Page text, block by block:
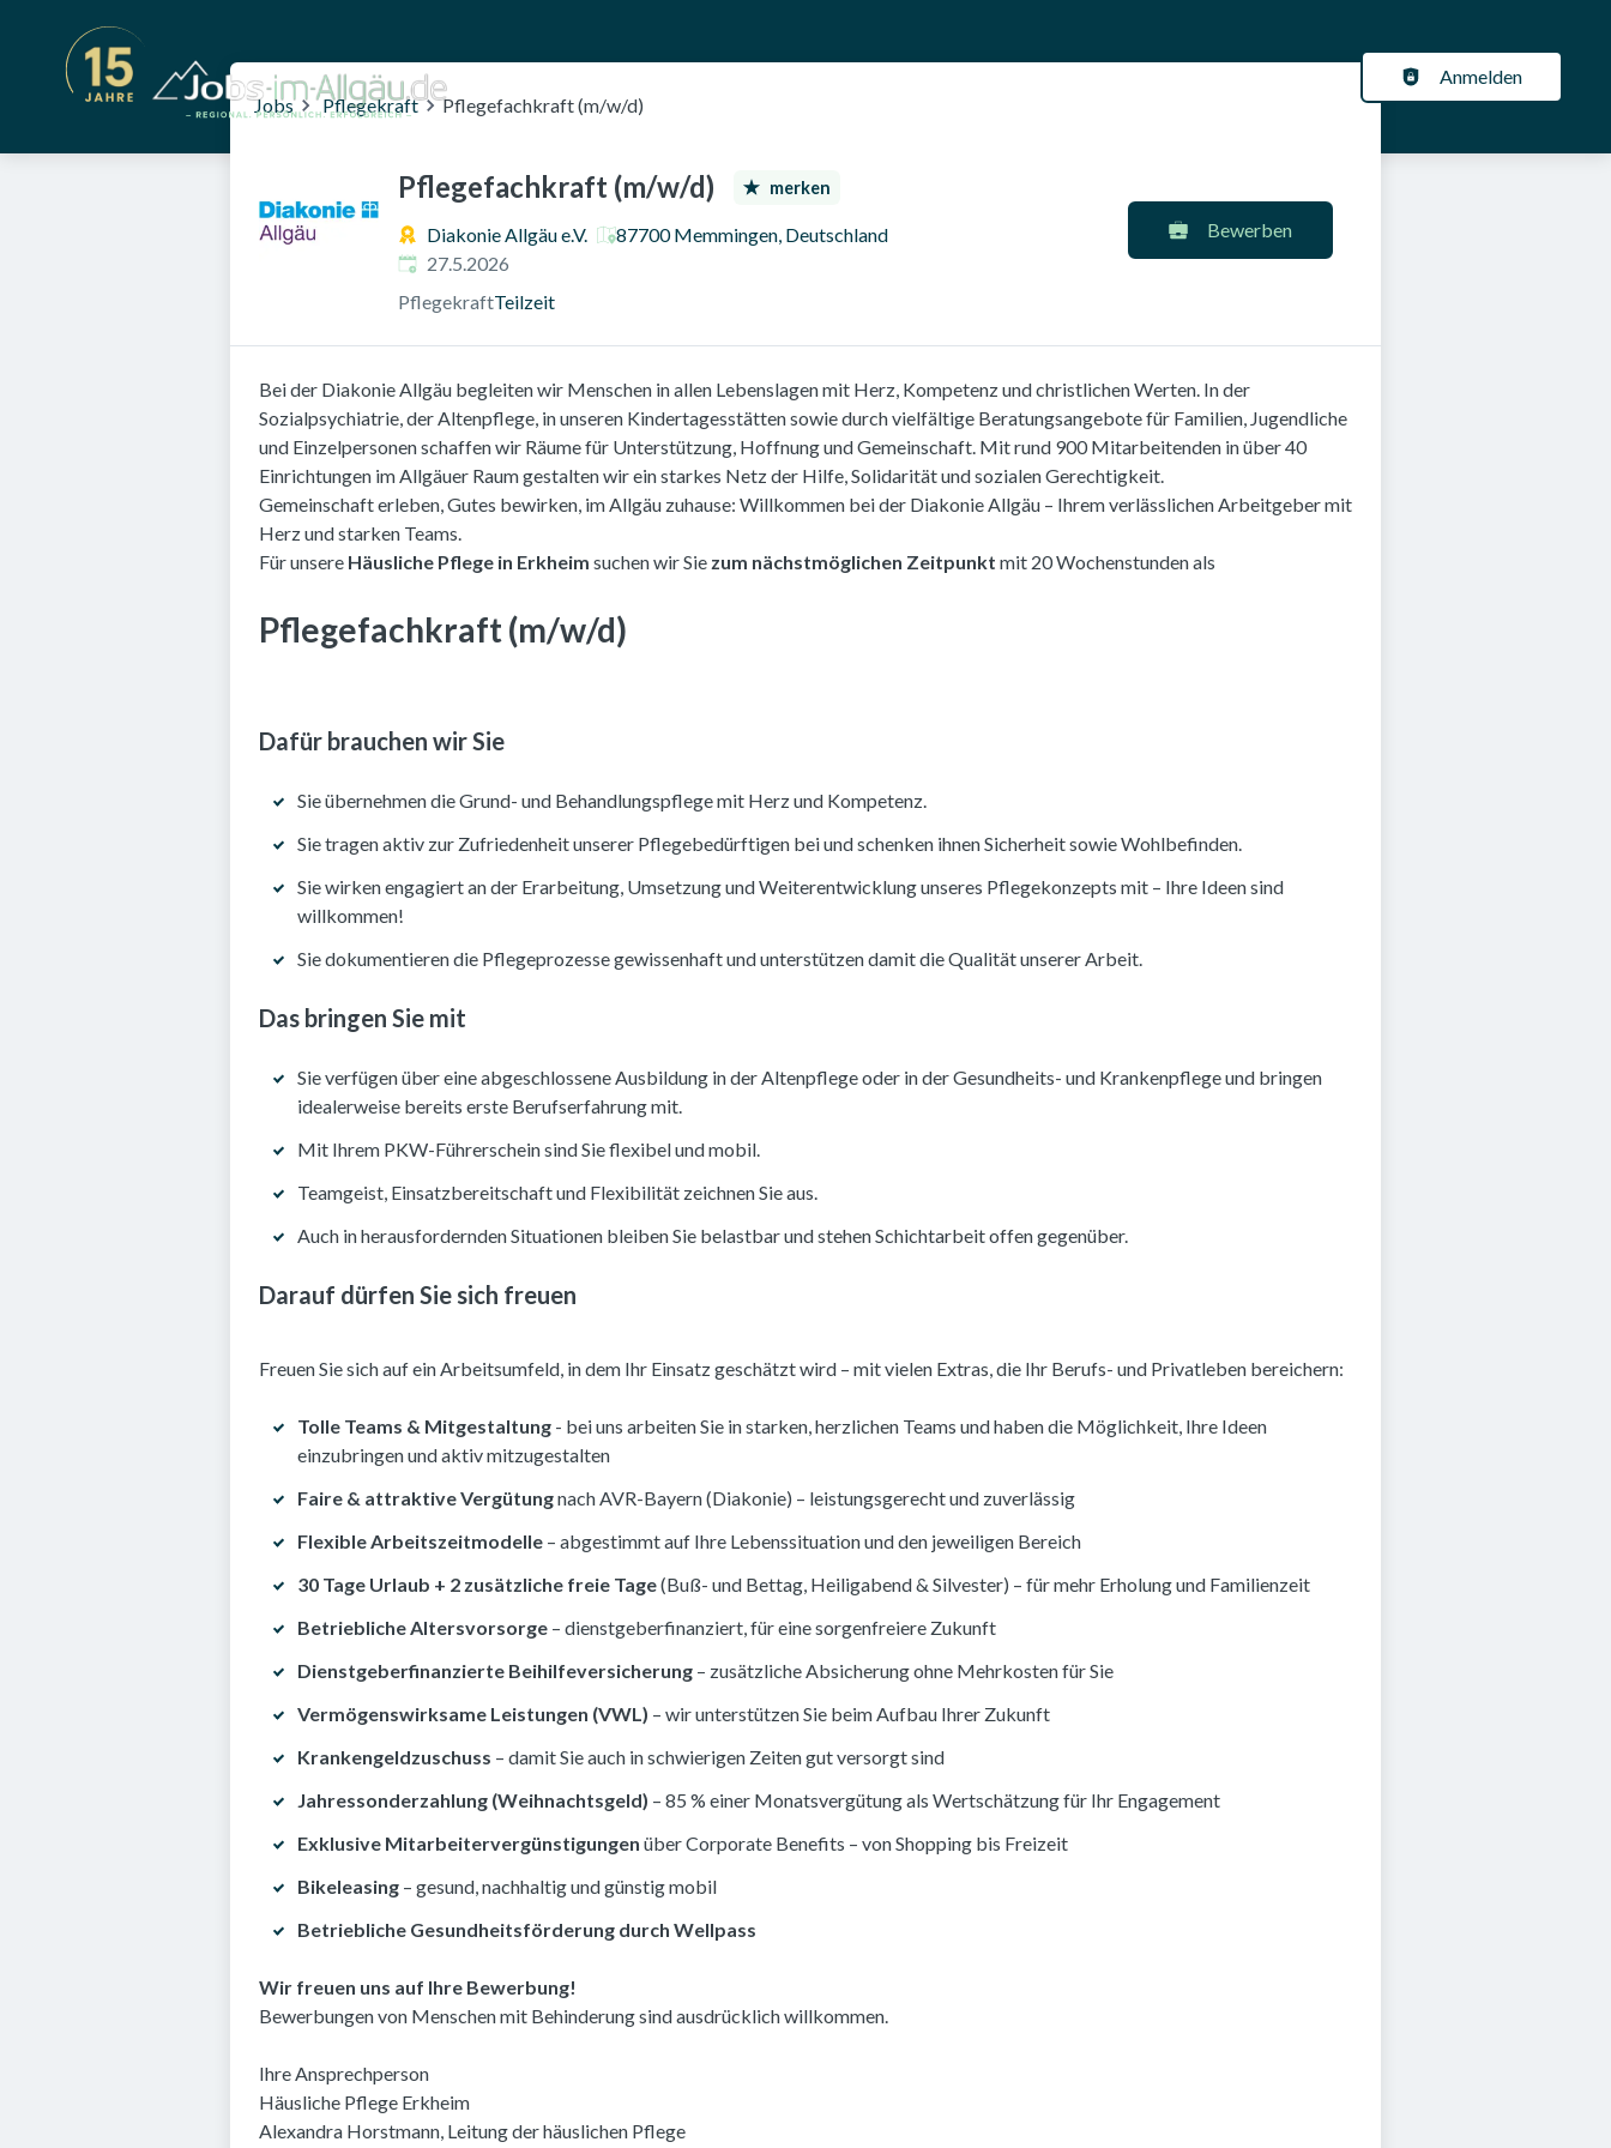
Anmelden
Jobs
Pflegekraft Pflegefachkraft (m/w/d)
Pflegefachkraft (m/w/d) merken
Diakonie Allgäu e.V.
87700 Memmingen, Deutschland
Veröffentlicht am
27.5.2026
PflegekraftTeilzeit
Bewerben
Bei der Diakonie Allgäu begleiten wir Menschen in allen Lebenslagen mit Herz, Kompetenz und christlichen Werten. In der
Sozialpsychiatrie, der Altenpflege, in unseren Kindertagesstätten sowie durch vielfältige Beratungsangebote für Familien, Jugendliche
und Einzelpersonen schaffen wir Räume für Unterstützung, Hoffnung und Gemeinschaft. Mit rund 900 Mitarbeitenden in über 40
Einrichtungen im Allgäuer Raum gestalten wir ein starkes Netz der Hilfe, Solidarität und sozialen Gerechtigkeit.
Gemeinschaft erleben, Gutes bewirken, im Allgäu zuhause: Willkommen bei der Diakonie Allgäu – Ihrem verlässlichen Arbeitgeber mit
Herz und starken Teams.
Für unsere Häusliche Pflege in Erkheim suchen wir Sie zum nächstmöglichen Zeitpunkt mit 20 Wochenstunden als
Pflegefachkraft (m/w/d)
Dafür brauchen wir Sie
Sie übernehmen die Grund- und Behandlungspflege mit Herz und Kompetenz.
Sie tragen aktiv zur Zufriedenheit unserer Pflegebedürftigen bei und schenken ihnen Sicherheit sowie Wohlbefinden.
Sie wirken engagiert an der Erarbeitung, Umsetzung und Weiterentwicklung unseres Pflegekonzepts mit – Ihre Ideen sind
willkommen!
Sie dokumentieren die Pflegeprozesse gewissenhaft und unterstützen damit die Qualität unserer Arbeit.
Das bringen Sie mit
Sie verfügen über eine abgeschlossene Ausbildung in der Altenpflege oder in der Gesundheits- und Krankenpflege und bringen
idealerweise bereits erste Berufserfahrung mit.
Mit Ihrem PKW-Führerschein sind Sie flexibel und mobil.
Teamgeist, Einsatzbereitschaft und Flexibilität zeichnen Sie aus.
Auch in herausfordernden Situationen bleiben Sie belastbar und stehen Schichtarbeit offen gegenüber.
Darauf dürfen Sie sich freuen
Freuen Sie sich auf ein Arbeitsumfeld, in dem Ihr Einsatz geschätzt wird – mit vielen Extras, die Ihr Berufs- und Privatleben bereichern:
Tolle Teams & Mitgestaltung - bei uns arbeiten Sie in starken, herzlichen Teams und haben die Möglichkeit, Ihre Ideen
einzubringen und aktiv mitzugestalten
Faire & attraktive Vergütungnach AVR-Bayern (Diakonie) – leistungsgerecht und zuverlässig
Flexible Arbeitszeitmodelle – abgestimmt auf Ihre Lebenssituation und den jeweiligen Bereich
30 Tage Urlaub + 2 zusätzliche freie Tage(Buß- und Bettag, Heiligabend & Silvester) – für mehr Erholung und Familienzeit
Betriebliche Altersvorsorge – dienstgeberfinanziert, für eine sorgenfreiere Zukunft
Dienstgeberfinanzierte Beihilfeversicherung – zusätzliche Absicherung ohne Mehrkosten für Sie
Vermögenswirksame Leistungen (VWL) – wir unterstützen Sie beim Aufbau Ihrer Zukunft
Krankengeldzuschuss – damit Sie auch in schwierigen Zeiten gut versorgt sind
Jahressonderzahlung (Weihnachtsgeld) – 85 % einer Monatsvergütung als Wertschätzung für Ihr Engagement
Exklusive Mitarbeitervergünstigungen über Corporate Benefits – von Shopping bis Freizeit
Bikeleasing – gesund, nachhaltig und günstig mobil
Betriebliche Gesundheitsförderung durch Wellpass
Wir freuen uns auf Ihre Bewerbung!
Bewerbungen von Menschen mit Behinderung sind ausdrücklich willkommen.
Ihre Ansprechperson
Häusliche Pflege Erkheim
Alexandra Horstmann, Leitung der häuslichen Pflege